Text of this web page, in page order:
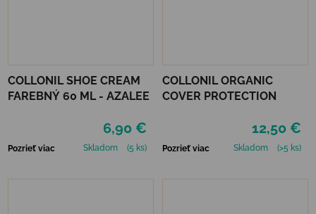
COLLONIL SHOE CREAM
FAREBNÝ 60 ML - AZALEE
6,90 €
Pozrieť viac Skladom (5 ks)
COLLONIL ORGANIC
COVER PROTECTION
12,50 €
Pozrieť viac Skladom (>5 ks)